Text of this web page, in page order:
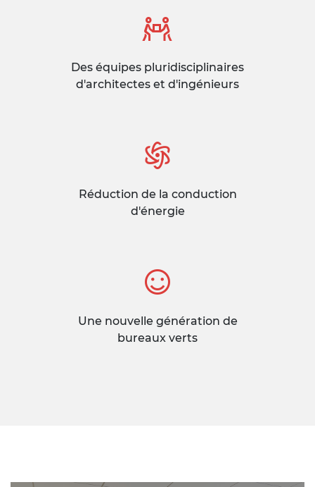
Des équipes pluridisciplinaires
d'architectes et d'ingénieurs
Réduction de la conduction
d'énergie
Une nouvelle génération de
bureaux verts